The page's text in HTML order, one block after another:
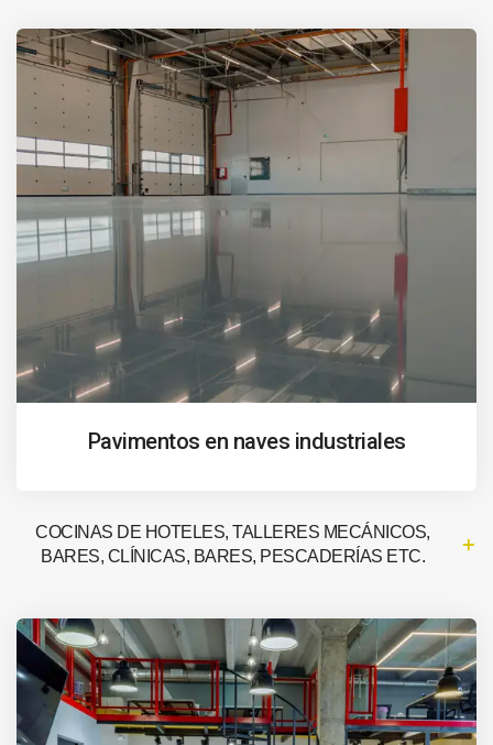
Pavimentos en naves industriales
COCINAS DE HOTELES, TALLERES MECÁNICOS,
BARES, CLÍNICAS, BARES, PESCADERÍAS ETC.